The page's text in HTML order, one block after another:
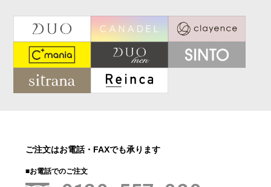
ご注文はお電話・FAXでも承ります
■お電話でのご注文